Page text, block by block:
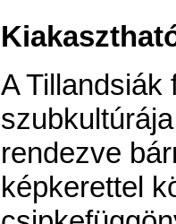
A Tillandsiák
rendezve
képkerettel